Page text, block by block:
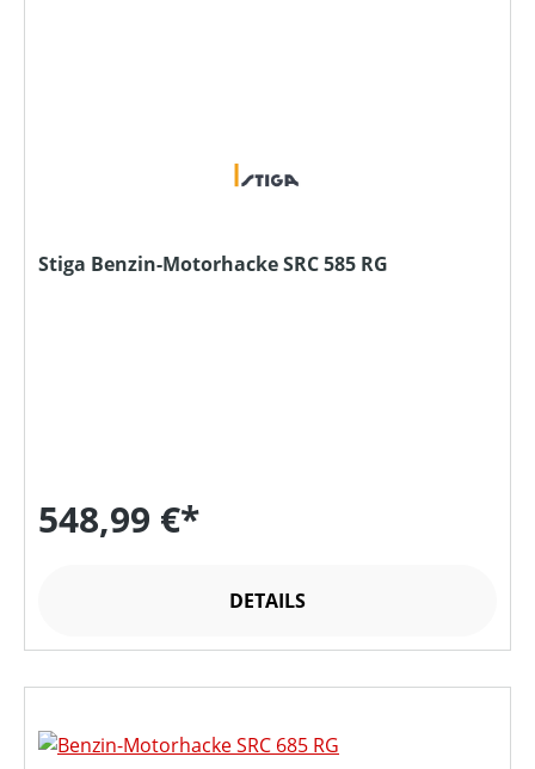
Stiga Benzin-Motorhacke SRC 585 RG
548,99 €*
DETAILS